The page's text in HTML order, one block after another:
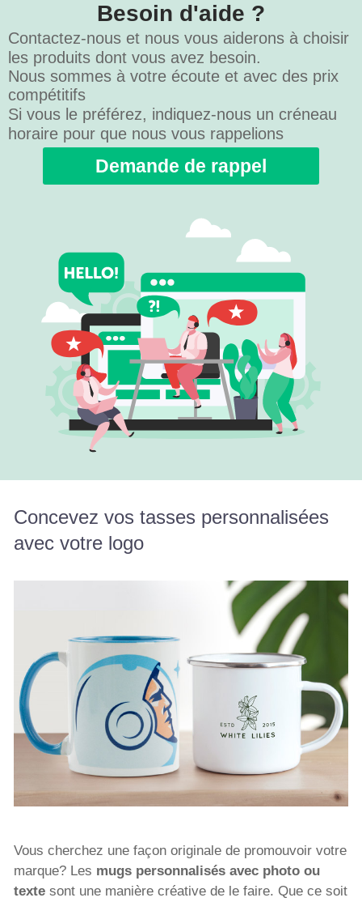
Besoin d'aide ?
Contactez-nous et nous vous aiderons à choisir
les produits dont vous avez besoin.
Nous sommes à votre écoute et avec des prix
compétitifs
Si vous le préférez, indiquez-nous un créneau
horaire pour que nous vous rappelions
Demande de rappel
Concevez vos tasses personnalisées
avec votre logo
Vous cherchez une façon originale de promouvoir votre
marque? Les mugs personnalisés avec photo ou
texte sont une manière créative de le faire. Que ce soit